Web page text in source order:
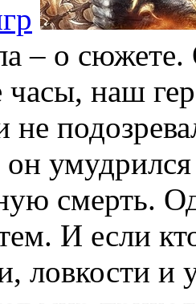
– о
наш
не
умудрился
смерть.
И если
ловкости и